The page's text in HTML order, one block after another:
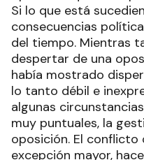
Si lo que está
consecuencias
del tiempo. Mientras
despertar de una
había mostrado
lo tanto débil e
algunas
muy puntuales, la
oposición. El
excepción mayor,